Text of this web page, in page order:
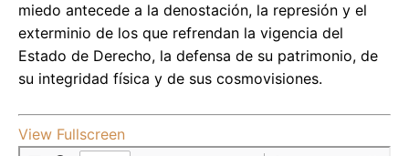
miedo antecede a la denostación, la represión y el
exterminio de los que refrendan la vigencia del
Estado de Derecho, la defensa de su patrimonio, de
su integridad física y de sus cosmovisiones.
View Fullscreen